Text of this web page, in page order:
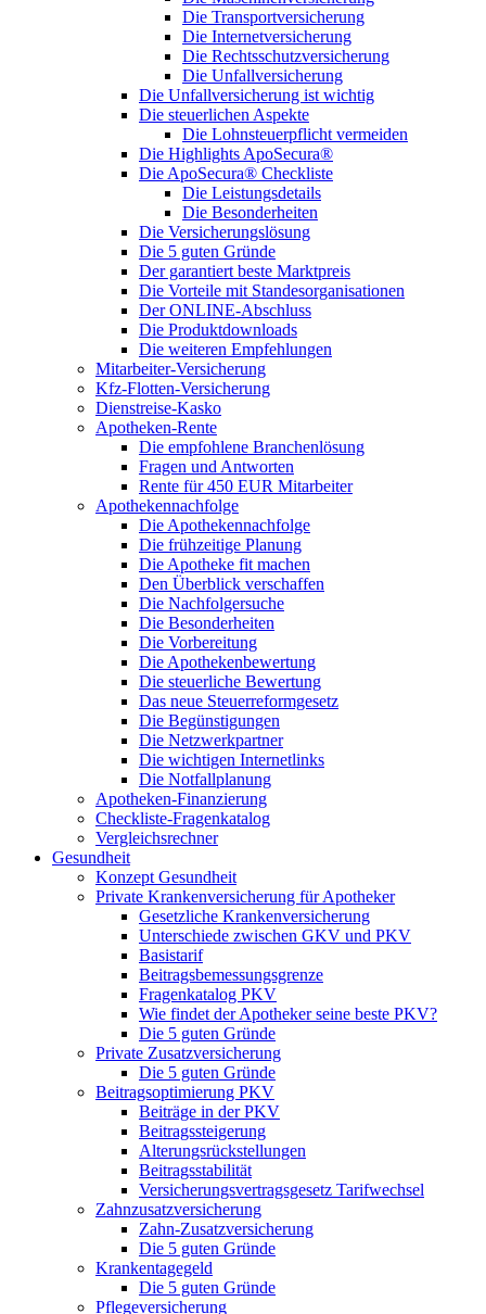
Die Transportversicherung
Die Internetversicherung
Die Rechtsschutzversicherung
Die Unfallversicherung
Die Unfallversicherung ist wichtig
Die steuerlichen Aspekte
Die Lohnsteuerpflicht vermeiden
Die Highlights ApoSecura®
Die ApoSecura® Checkliste
Die Leistungsdetails
Die Besonderheiten
Die Versicherungslösung
Die 5 guten Gründe
Der garantiert beste Marktpreis
Die Vorteile mit Standesorganisationen
Der ONLINE-Abschluss
Die Produktdownloads
Die weiteren Empfehlungen
Mitarbeiter-Versicherung
Kfz-Flotten-Versicherung
Dienstreise-Kasko
Apotheken-Rente
Die empfohlene Branchenlösung
Fragen und Antworten
Rente für 450 EUR Mitarbeiter
Apothekennachfolge
Die Apothekennachfolge
Die frühzeitige Planung
Die Apotheke fit machen
Den Überblick verschaffen
Die Nachfolgersuche
Die Besonderheiten
Die Vorbereitung
Die Apothekenbewertung
Die steuerliche Bewertung
Das neue Steuerreformgesetz
Die Begünstigungen
Die Netzwerkpartner
Die wichtigen Internetlinks
Die Notfallplanung
Apotheken-Finanzierung
Checkliste-Fragenkatalog
Vergleichsrechner
Gesundheit
Konzept Gesundheit
Private Krankenversicherung für Apotheker
Gesetzliche Krankenversicherung
Unterschiede zwischen GKV und PKV
Basistarif
Beitragsbemessungsgrenze
Fragenkatalog PKV
Wie findet der Apotheker seine beste PKV?
Die 5 guten Gründe
Private Zusatzversicherung
Die 5 guten Gründe
Beitragsoptimierung PKV
Beiträge in der PKV
Beitragssteigerung
Alterungsrückstellungen
Beitragsstabilität
Versicherungsvertragsgesetz Tarifwechsel
Zahnzusatzversicherung
Zahn-Zusatzversicherung
Die 5 guten Gründe
Krankentagegeld
Die 5 guten Gründe
Pflegeversicherung